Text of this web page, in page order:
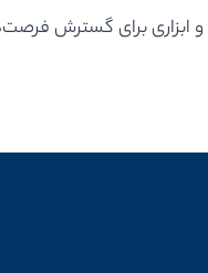
و ابزاری برای گسترش